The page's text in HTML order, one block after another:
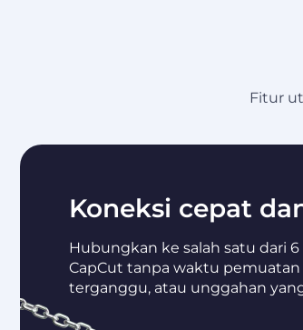
Fitur
Koneksi cepat
Hubungkan ke salah satu dari
CapCut tanpa waktu
terganggu, atau unggahan